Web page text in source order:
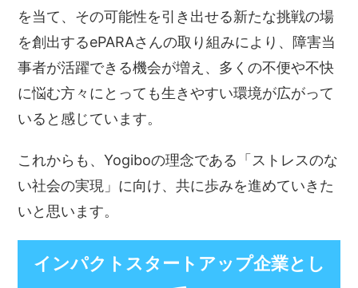
を当て、その可能性を引き出せる新たな挑戦の場
を創出するePARAさんの取り組みにより、障害当
事者が活躍できる機会が増え、多くの不便や不快
に悩む方々にとっても生きやすい環境が広がって
いると感じています。
これからも、Yogiboの理念である「ストレスのな
い社会の実現」に向け、共に歩みを進めていきた
いと思います。
インパクトスタートアップ企業とし